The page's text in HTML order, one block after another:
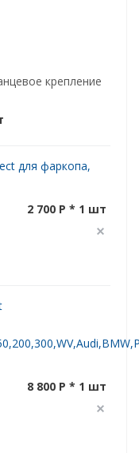
крепление
для фаркопа,
2 700 P * 1 шт
8 800 P * 1 шт